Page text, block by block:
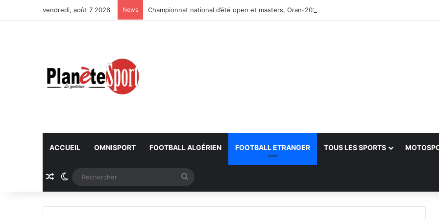
vendredi, août 7 2026 News Championnat national d’été open et masters, Oran-2026 — Le CRB s’adjuge le titre
ACCUEIL OMNISPORT FOOTBALL ALGÉRIEN FOOTBALL ETRANGER TOUS LES SPORTS
Article Aléatoire
Switch skin